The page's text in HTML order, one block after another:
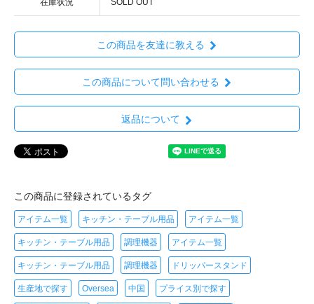
この商品を友達に教える
この商品について問い合わせる
返品について
この商品に登録されているタグ
アイテム一覧 キッチン・テーブル用品 アイテム一覧
キッチン・テーブル用品 調理機器 アイテム一覧
キッチン・テーブル用品 調理機器 ドリッパースタンド
生産地で探す Oversea 中国 プライス別で探す